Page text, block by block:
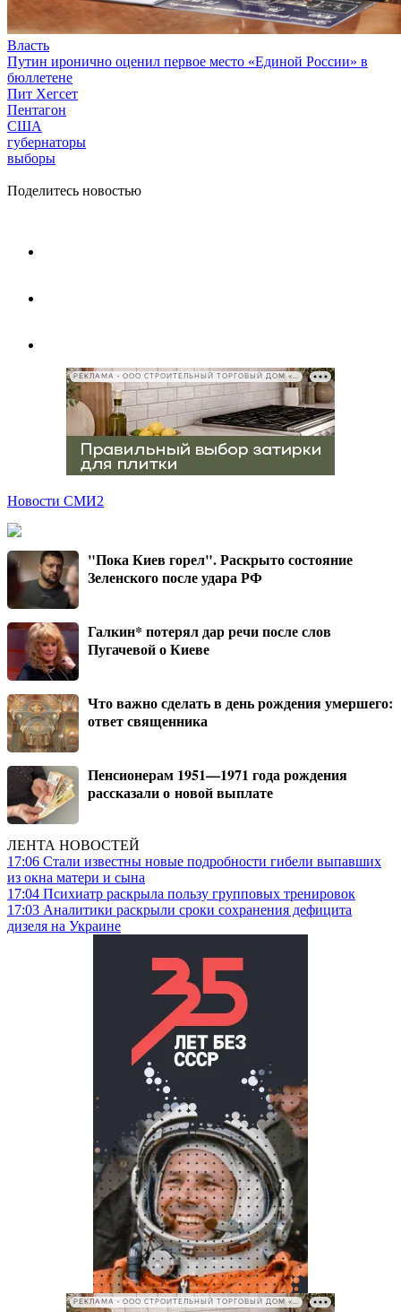
Власть
Путин иронично оценил первое место «Единой России» в
бюллетене
Пит Хегсет
Пентагон
США
губернаторы
выборы
Поделитесь новостью
РЕКЛАМА • ООО СТРОИТЕЛЬНЫЙ ТОРГОВЫЙ ДОМ «ПЕТРОВИЧ», ИНН 7802348846
Новости СМИ2
"Пока Киев горел". Раскрыто состояние
Зеленского после удара РФ
Галкин* потерял дар речи после слов
Пугачевой о Киеве
Что важно сделать в день рождения умершего:
ответ священника
Пенсионерам 1951—1971 года рождения
рассказали о новой выплате
ЛЕНТА НОВОСТЕЙ
17:06 Стали известны новые подробности гибели выпавших
из окна матери и сына
17:04 Психиатр раскрыла пользу групповых тренировок
17:03 Аналитики раскрыли сроки сохранения дефицита
дизеля на Украине
РЕКЛАМА • ООО СТРОИТЕЛЬНЫЙ ТОРГОВЫЙ ДОМ «ПЕТРОВИЧ», ИНН 7802348846